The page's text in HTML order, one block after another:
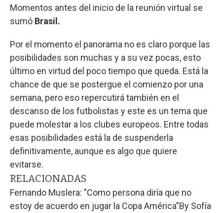
Momentos antes del inicio de la reunión virtual se
sumó Brasil.
Por el momento el panorama no es claro porque las
posibilidades son muchas y a su vez pocas, esto
último en virtud del poco tiempo que queda. Está la
chance de que se postergue el comienzo por una
semana, pero eso repercutirá también en el
descanso de los futbolistas y este es un tema que
puede molestar a los clubes europeos. Entre todas
esas posibilidades está la de suspenderla
definitivamente, aunque es algo que quiere
evitarse.
RELACIONADAS
Fernando Muslera: "Como persona diría que no
estoy de acuerdo en jugar la Copa América"By Sofía